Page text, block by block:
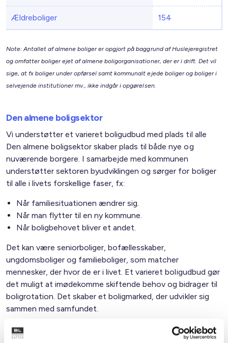
Ældreboliger 154
Note: Antallet af almene boliger er opgjort på baggrund af Huslejeregistret
og omfatter boliger ejet af almene boligorganisationer, der er i drift. Det vil
sige, at fx boliger under opførsel samt kommunalt ejede boliger og boliger i
selvejende institutioner mv., ikke indgår i opgørelsen.
Den almene boligsektor
Vi understøtter et varieret boligudbud med plads til alle
Den almene boligsektor skaber plads til både nye og
nuværende borgere. I samarbejde med kommunen
understøtter sektoren byudviklingen og sørger for boliger
til alle i livets forskellige faser, fx:
Når familiesituationen ændrer sig.
Når man flytter til en ny kommune.
Når boligbehovet bliver et andet.
Det kan være seniorboliger, bofællesskaber,
ungdomsboliger og familieboliger, som matcher
mennesker, der hvor de er i livet. Et varieret boligudbud gør
det muligt at imødekomme skiftende behov og bidrager til
boligrotation. Det skaber et boligmarked, der udvikler sig
sammen med samfundet.
Familietyper i de almene boliger i kommunen